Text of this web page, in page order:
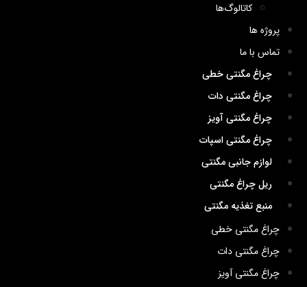
کاتالوگ‌ها
پروژه ها
تماس با ما
چراغ مگنتی خطی
چراغ مگنتی دات
چراغ مگنتی آویز
چراغ مگنتی اسپات
لوازم جانبی مگنتی
ریل چراغ مگنتی
منبع تغذیه مگنتی
چراغ مگنتی خطی
چراغ مگنتی دات
چراغ مگنتی آویز